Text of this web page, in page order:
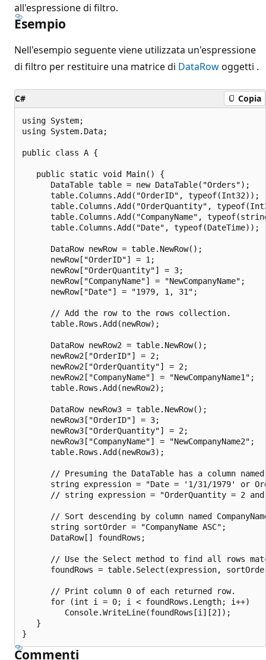
all'espressione di filtro.
Esempio
Nell'esempio seguente viene utilizzata un'espressione
di filtro per restituire una matrice di DataRowoggetti .
C# Copia
using System;
using System.Data;
public class A {
   public static void Main() {
      DataTable table = new DataTable("Orders");
      table.Columns.Add("OrderID", typeof(Int32));
table.Columns.Add("OrderQuantity",
table.Columns.Add("CompanyName",
      table.Columns.Add("Date", typeof(DateTime));
      DataRow newRow = table.NewRow();
      newRow["OrderID"] = 1;
      newRow["OrderQuantity"] = 3;
      newRow["CompanyName"] = "NewCompanyName";
      newRow["Date"] = "1979, 1, 31";
      // Add the row to the rows collection.
      table.Rows.Add(newRow);
      DataRow newRow2 = table.NewRow();
      newRow2["OrderID"] = 2;
      newRow2["OrderQuantity"] = 2;
      newRow2["CompanyName"] = "NewCompanyName1";
      table.Rows.Add(newRow2);
      DataRow newRow3 = table.NewRow();
      newRow3["OrderID"] = 3;
      newRow3["OrderQuantity"] = 2;
      newRow3["CompanyName"] = "NewCompanyName2";
      table.Rows.Add(newRow3);
// Presuming the DataTable has a column
string expression = "Date = '1/31/1979' or
// string expression = "OrderQuantity = 2
// Sort descending by column named
      string sortOrder = "CompanyName ASC";
      DataRow[] foundRows;
// Use the Select method to find all rows
foundRows = table.Select(expression,
      // Print column 0 of each returned row.
      for (int i = 0; i < foundRows.Length; i++)
         Console.WriteLine(foundRows[i][2]);
   }
Commenti